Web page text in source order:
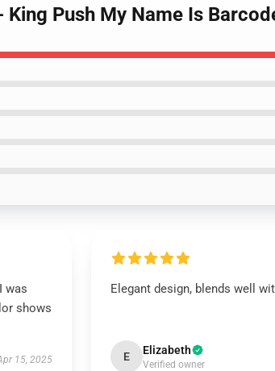
Push My Name Is
was
shows
15, 2025
Elegant design, blends well
E Elizabeth
Verified owner